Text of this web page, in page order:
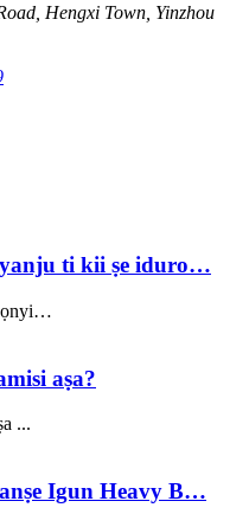
Hengxi Town, Yinzhou
yanju ti kii ṣe iduro…
aṣa?
...
Igun Heavy B…